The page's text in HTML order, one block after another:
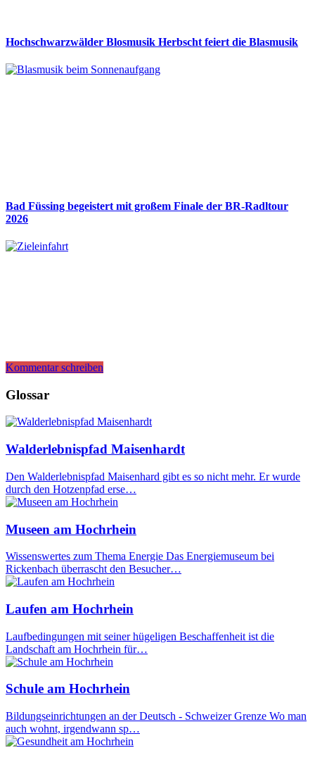
Hochschwarzwälder Blosmusik Herbscht feiert die Blasmusik
Bad Füssing begeistert mit großem Finale der BR-Radltour
2026
Kommentar schreiben
Glossar
Walderlebnispfad Maisenhardt
Den Walderlebnispfad Maisenhard gibt es so nicht mehr. Er wurde
durch den Hotzenpfad erse…
Museen am Hochrhein
Wissenswertes zum Thema Energie Das Energiemuseum bei
Rickenbach überrascht den Besucher…
Laufen am Hochrhein
Laufbedingungen mit seiner hügeligen Beschaffenheit ist die
Landschaft am Hochrhein für…
Schule am Hochrhein
Bildungseinrichtungen an der Deutsch - Schweizer Grenze Wo man
auch wohnt, irgendwann sp…